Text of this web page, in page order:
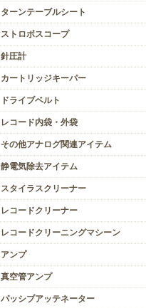
ターンテーブルシート
ストロボスコープ
針圧計
カートリッジキーパー
ドライブベルト
レコード内袋・外袋
その他アナログ関連アイテム
静電気除去アイテム
スタイラスクリーナー
レコードクリーナー
レコードクリーニングマシーン
アンプ
真空管アンプ
パッシブアッテネーター